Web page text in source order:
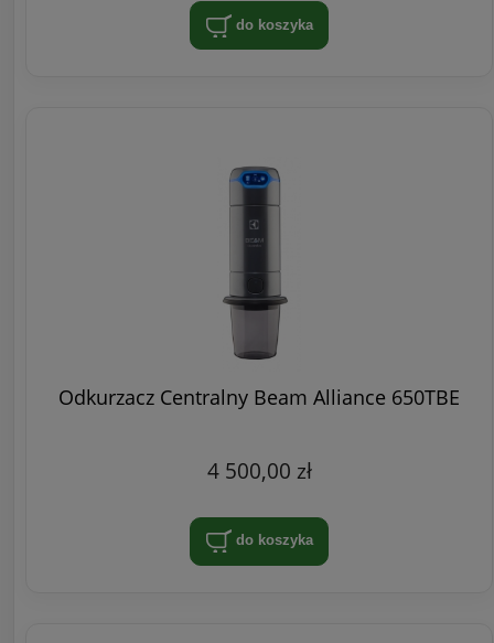
do koszyka
Odkurzacz Centralny Beam Alliance 650TBE
4 500,00 zł
do koszyka